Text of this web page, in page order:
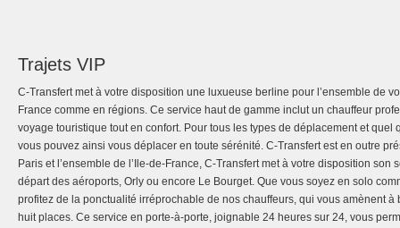
Trajets VIP
C-Transfert met à votre disposition une luxueuse berline pour l’ensemble de
France comme en régions. Ce service haut de gamme inclut un chauffeur
voyage touristique tout en confort. Pour tous les types de déplacement et quel
vous pouvez ainsi vous déplacer en toute sérénité. C-Transfert est en outre
Paris et l’ensemble de l’Ile-de-France, C-Transfert met à votre disposition son
départ des aéroports, Orly ou encore Le Bourget. Que vous soyez en solo
profitez de la ponctualité irréprochable de nos chauffeurs, qui vous amènent à
huit places. Ce service en porte-à-porte, joignable 24 heures sur 24, vous